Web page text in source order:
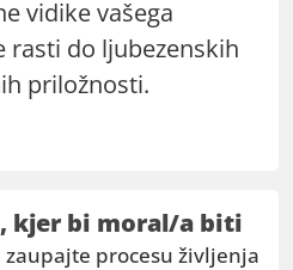
vidike vašega
rasti do ljubezenskih
priložnosti.
kjer bi moral/a biti
procesu življenja